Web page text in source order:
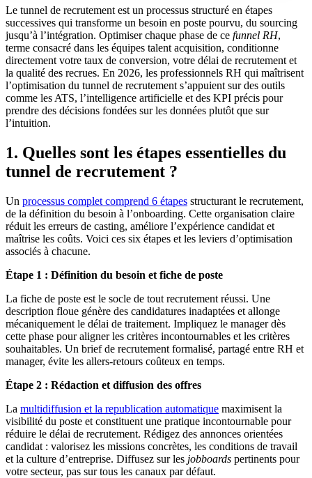
Le tunnel de recrutement est un processus structuré en étapes
successives qui transforme un besoin en poste pourvu, du sourcing
jusqu’à l’intégration. Optimiser chaque phase de ce funnel RH,
terme consacré dans les équipes talent acquisition, conditionne
directement votre taux de conversion, votre délai de recrutement et
la qualité des recrues. En 2026, les professionnels RH qui maîtrisent
l’optimisation du tunnel de recrutement s’appuient sur des outils
comme les ATS, l’intelligence artificielle et des KPI précis pour
prendre des décisions fondées sur les données plutôt que sur
l’intuition.
1. Quelles sont les étapes essentielles du
tunnel de recrutement ?
Un processus complet comprend 6 étapes structurant le recrutement,
de la définition du besoin à l’onboarding. Cette organisation claire
réduit les erreurs de casting, améliore l’expérience candidat et
maîtrise les coûts. Voici ces six étapes et les leviers d’optimisation
associés à chacune.
Étape 1 : Définition du besoin et fiche de poste
La fiche de poste est le socle de tout recrutement réussi. Une
description floue génère des candidatures inadaptées et allonge
mécaniquement le délai de traitement. Impliquez le manager dès
cette phase pour aligner les critères incontournables et les critères
souhaitables. Un brief de recrutement formalisé, partagé entre RH et
manager, évite les allers-retours coûteux en temps.
Étape 2 : Rédaction et diffusion des offres
La multidiffusion et la republication automatique maximisent la
visibilité du poste et constituent une pratique incontournable pour
réduire le délai de recrutement. Rédigez des annonces orientées
candidat : valorisez les missions concrètes, les conditions de travail
et la culture d’entreprise. Diffusez sur les jobboards pertinents pour
votre secteur, pas sur tous les canaux par défaut.